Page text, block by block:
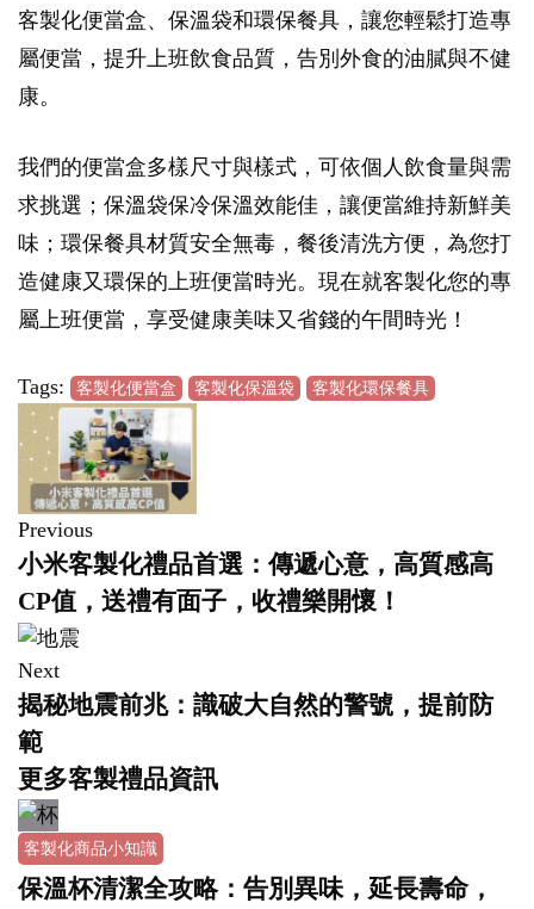
客製化便當盒、保溫袋和環保餐具，讓您輕鬆打造專
屬便當，提升上班飲食品質，告別外食的油膩與不健
康。
我們的便當盒多樣尺寸與樣式，可依個人飲食量與需
求挑選；保溫袋保冷保溫效能佳，讓便當維持新鮮美
味；環保餐具材質安全無毒，餐後清洗方便，為您打
造健康又環保的上班便當時光。現在就客製化您的專
屬上班便當，享受健康美味又省錢的午間時光！
Tags: 客製化便當盒 客製化保溫袋 客製化環保餐具
Previous
小米客製化禮品首選：傳遞心意，高質感高
CP值，送禮有面子，收禮樂開懷！
Next
揭秘地震前兆：識破大自然的警號，提前防
範
更多客製禮品資訊
客製化商品小知識
保溫杯清潔全攻略：告別異味，延長壽命，